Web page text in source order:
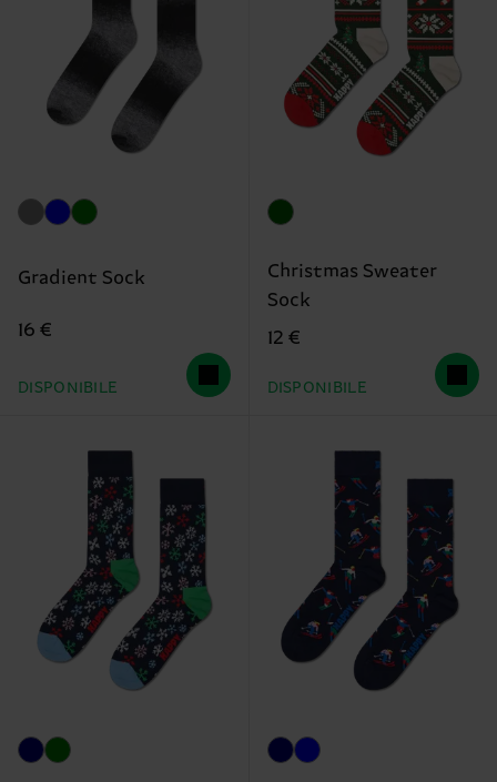
Gradient Sock
16 €
DISPONIBILE
Christmas Sweater
Sock
12 €
DISPONIBILE